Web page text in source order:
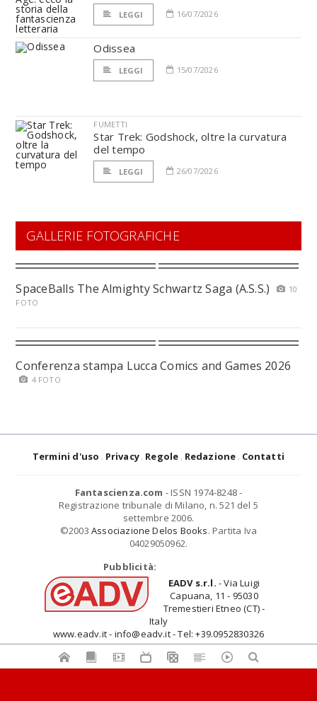
LEGGI 16/07/2026
Odissea
LEGGI 15/07/2026
FUMETTI
Star Trek: Godshock, oltre la curvatura
del tempo
LEGGI 26/07/2026
GALLERIE FOTOGRAFICHE
SpaceBalls The Almighty Schwartz Saga (A.S.S.)
10
FOTO
Conferenza stampa Lucca Comics and Games 2026
4 FOTO
Termini d'uso Privacy Regole Redazione Contatti
Fantascienza.com - ISSN 1974-8248 -
Registrazione tribunale di Milano, n. 521 del 5
settembre 2006.
©2003 Associazione Delos Books. Partita Iva
04029050962.
Pubblicità:
EADV s.r.l. - Via Luigi
Capuana, 11 - 95030
Tremestieri Etneo (CT) -
Italy
www.eadv.it - info@eadv.it - Tel: +39.0952830326